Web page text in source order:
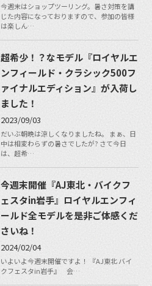
今週末はショップツーリング。暑さ対策を講
じた内容になっておりますので、参加の皆様
は楽しん…
超希少！？なモデル『ロイヤルエ
ンフィールド・クラシック500フ
ァイナルエディション』が入荷し
ました！
2023/09/03
だいぶ朝晩は涼しくなりましたね。 まぁ、日
中は相変わらずの暑さでしたが? さて今日
は、超希…
今週末開催『AJ東北・バイクフ
ェスタin岩手』ロイヤルエンフィ
ールド全モデルを是非ご体感くだ
さいね！
2024/02/04
いよいよ今週末開催ですよ！ 『AJ東北 バイ
クフェスタin岩手』 会…